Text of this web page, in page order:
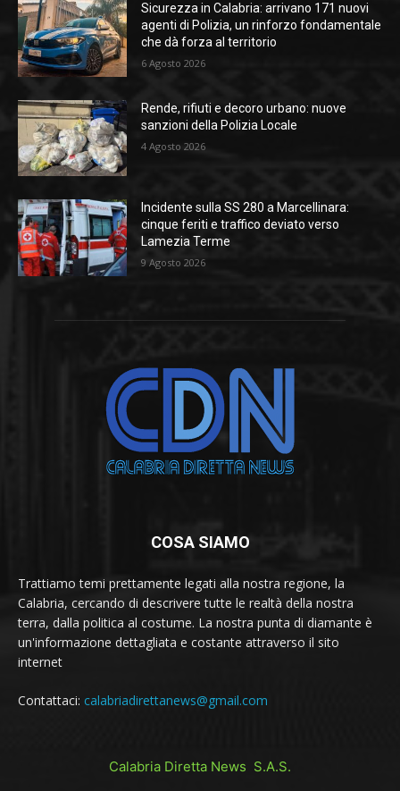
Sicurezza in Calabria: arrivano 171 nuovi
agenti di Polizia, un rinforzo fondamentale
che dà forza al territorio
6 Agosto 2026
Rende, rifiuti e decoro urbano: nuove
sanzioni della Polizia Locale
4 Agosto 2026
Incidente sulla SS 280 a Marcellinara:
cinque feriti e traffico deviato verso
Lamezia Terme
9 Agosto 2026
COSA SIAMO
Trattiamo temi prettamente legati alla nostra regione, la
Calabria, cercando di descrivere tutte le realtà della nostra
terra, dalla politica al costume. La nostra punta di diamante è
un'informazione dettagliata e costante attraverso il sito
internet
Contattaci: calabriadirettanews@gmail.com
Calabria Diretta News S.A.S.